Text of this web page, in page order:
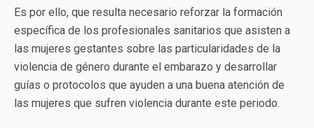
Es por ello, que resulta necesario reforzar la formación
específica de los profesionales sanitarios que asisten a
las mujeres gestantes sobre las particularidades de la
violencia de género durante el embarazo y desarrollar
guías o protocolos que ayuden a una buena atención de
las mujeres que sufren violencia durante este periodo.